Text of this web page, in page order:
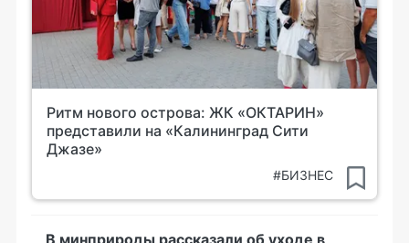
Ритм нового острова: ЖК «ОКТАРИН»
представили на «Калининград Сити
Джазе»
#БИЗНЕС
В минприроды рассказали об уходе в